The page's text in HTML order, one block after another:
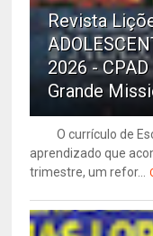
Revista
2026 -
Grande
O currículo de
aprendizado que
trimestre, um refor...